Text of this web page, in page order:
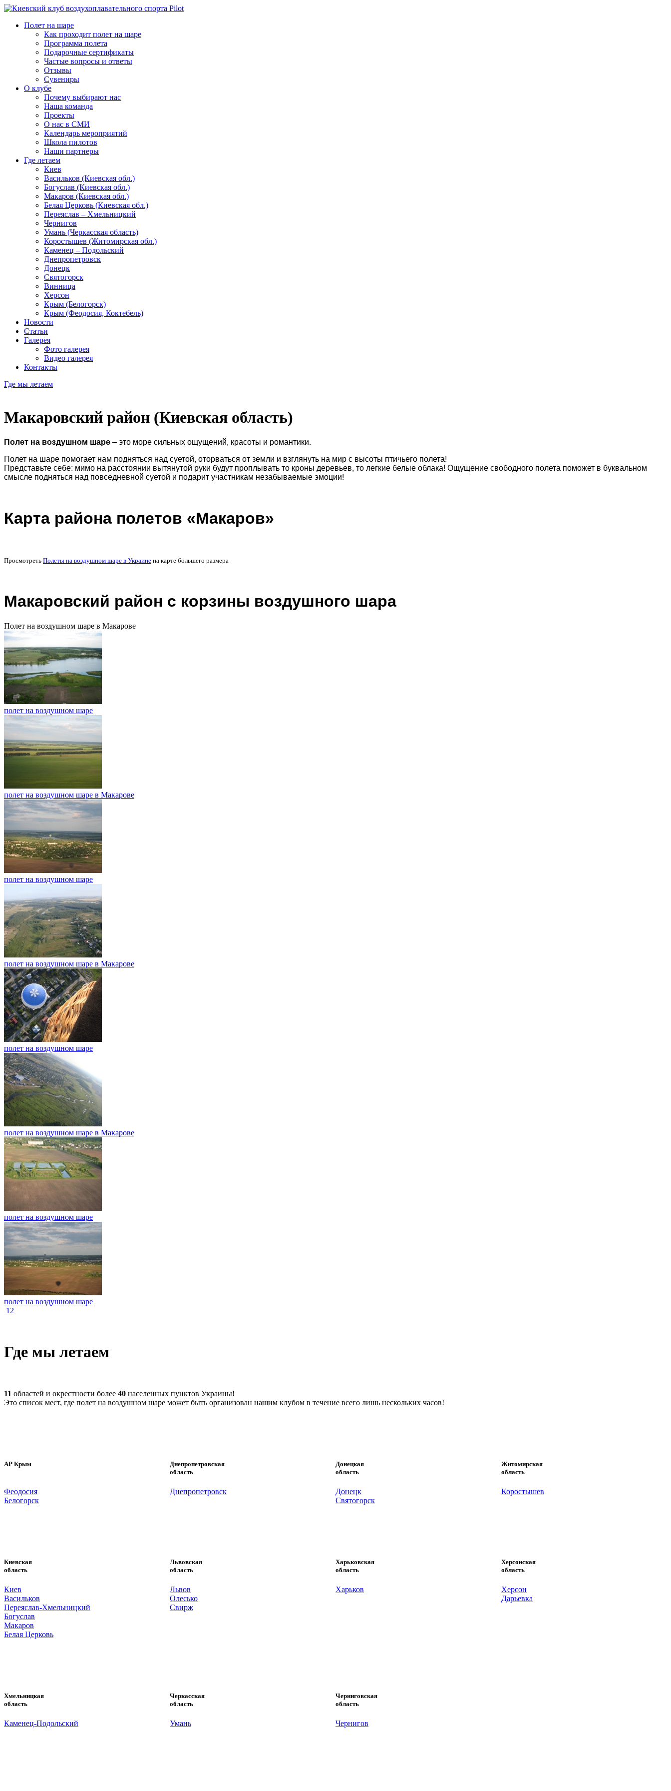
Полет на шаре
Как проходит полет на шаре
Программа полета
Подарочные сертификаты
Частые вопросы и ответы
Отзывы
Сувениры
О клубе
Почему выбирают нас
Наша команда
Проекты
О нас в СМИ
Календарь мероприятий
Школа пилотов
Наши партнеры
Где летаем
Киев
Васильков (Киевская обл.)
Богуслав (Киевская обл.)
Макаров (Киевская обл.)
Белая Церковь (Киевская обл.)
Переяслав – Хмельницкий
Чернигов
Умань (Черкасская область)
Коростышев (Житомирская обл.)
Каменец – Подольский
Днепропетровск
Донецк
Святогорск
Винница
Херсон
Крым (Белогорск)
Крым (Феодосия, Коктебель)
Новости
Статьи
Галерея
Фото галерея
Видео галерея
Контакты
Где мы летаем
Макаровский район (Киевская область)
Полет на воздушном шаре – это море сильных ощущений, красоты и романтики.
Полет на шаре помогает нам подняться над суетой, оторваться от земли и взглянуть на мир с высоты птичьего полета!
Представьте себе: мимо на расстоянии вытянутой руки будут проплывать то кроны деревьев, то легкие белые облака! Ощущение свободного полета поможет в буквальном
смысле подняться над повседневной суетой и подарит участникам незабываемые эмоции!
Карта района полетов «Макаров»
Просмотреть Полеты на воздушном шаре в Украине на карте большего размера
Макаровский район с корзины воздушного шара
Полет на воздушном шаре в Макарове
полет на воздушном шаре
полет на воздушном шаре в Макарове
полет на воздушном шаре
полет на воздушном шаре в Макарове
полет на воздушном шаре
полет на воздушном шаре в Макарове
полет на воздушном шаре
полет на воздушном шаре
1 2
Где мы летаем
11 областей и окрестности более 40 населенных пунктов Украины!
Это список мест, где полет на воздушном шаре может быть организован нашим клубом в течение всего лишь нескольких часов!
АР Крым
Днепропетровская
область
Донецкая
область
Житомирская
область
Феодосия
Белогорск
Днепропетровск
Донецк
Святогорск
Коростышев
Киевская
область
Львовская
область
Харьковская
область
Херсонская
область
Киев
Васильков
Переяслав-Хмельницкий
Богуслав
Макаров
Белая Церковь
Львов
Олесько
Свирж
Харьков
Херсон
Дарьевка
Хмельницкая
область
Черкасская
область
Черниговская
область
Каменец-Подольский Умань Чернигов